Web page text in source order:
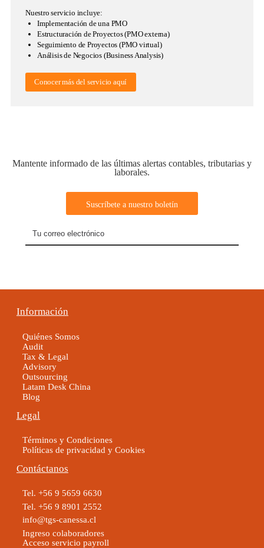
Nuestro servicio incluye:
Implementación de una PMO
Estructuración de Proyectos (PMO externa)
Seguimiento de Proyectos (PMO virtual)
Análisis de Negocios (Business Analysis)
Conocer más del servicio aquí
Mantente informado de las últimas alertas contables, tributarias y
laborales.
Información
Quiénes Somos
Audit
Tax & Legal
Advisory
Outsourcing
Latam Desk China
Blog
Legal
Términos y Condiciones
Políticas de privacidad y Cookies
Contáctanos
Tel. +56 9 5659 6630
Tel. +56 9 8901 2552
info@tgs-canessa.cl
Ingreso colaboradores
Acceso servicio payroll